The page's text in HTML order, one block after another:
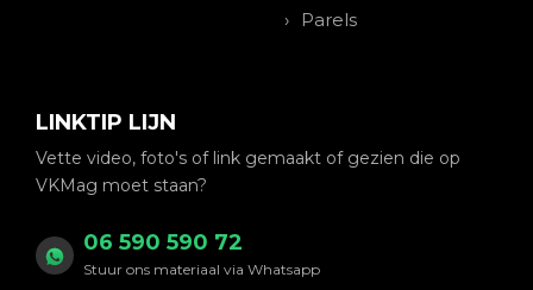
Parels
LINKTIP LIJN
Vette video, foto's of link gemaakt of gezien die op
VKMag moet staan?
06 590 590 72
Stuur ons materiaal via Whatsapp